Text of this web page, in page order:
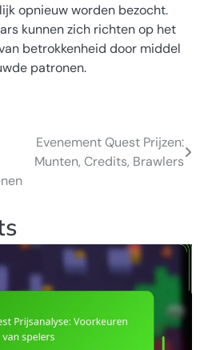
opnieuw worden bezocht.
kunnen zich richten op het
betrokkenheid door middel
patronen.
Evenement Quest Prijzen:
Munten, Credits, Brawlers